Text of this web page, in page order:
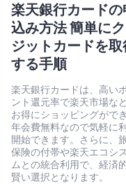
楽天銀行カードの
込み方法 簡単に
ジットカードを取
する手順
楽天銀行カードは、高い
ント還元率で楽天市場な
お得にショッピングができ
年会費無料なので気軽に
開始できます。さらに、
保険の付帯や楽天エコシ
ムとの統合利用で、経済
賢い選択となります。